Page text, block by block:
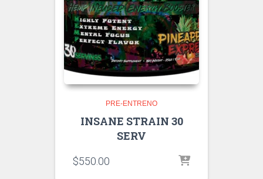
PRE-ENTRENO
INSANE STRAIN 30
SERV
$550.00